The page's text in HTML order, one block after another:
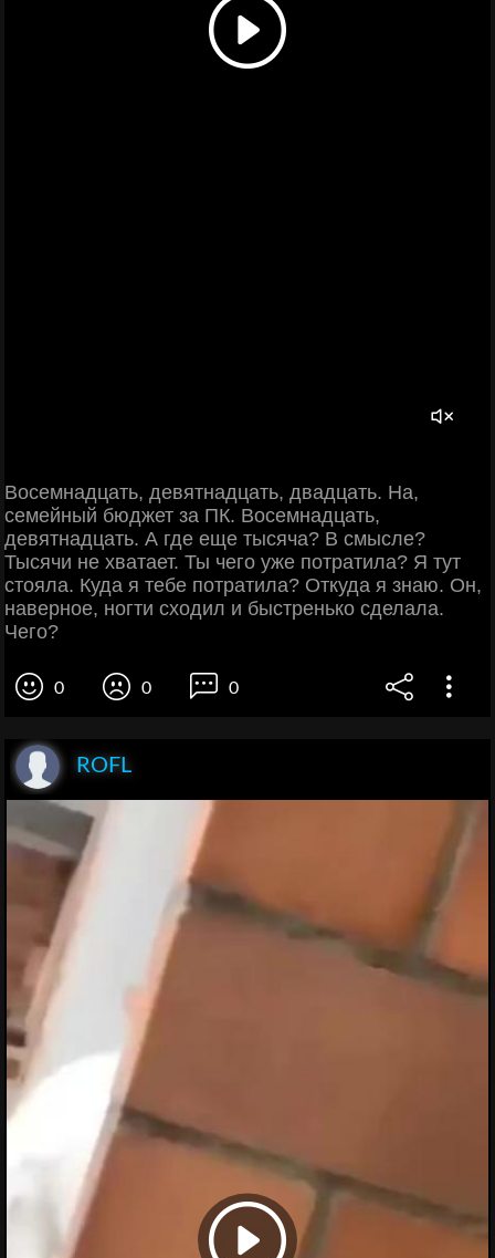
Восемнадцать, девятнадцать, двадцать. На,
семейный бюджет за ПК. Восемнадцать,
девятнадцать. А где еще тысяча? В смысле?
Тысячи не хватает. Ты чего уже потратила? Я тут
стояла. Куда я тебе потратила? Откуда я знаю. Он,
наверное, ногти сходил и быстренько сделала.
Чего?
0 0 0
ROFL